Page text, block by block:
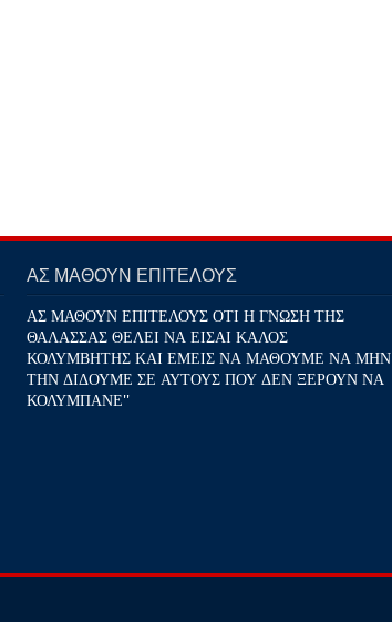
ΑΣ ΜΑΘΟΥΝ ΕΠΙΤΕΛΟΥΣ
ΑΣ ΜΑΘΟΥΝ ΕΠΙΤΕΛΟΥΣ ΟΤΙ Η ΓΝΩΣΗ ΤΗΣ
ΘΑΛΑΣΣΑΣ ΘΕΛΕΙ ΝΑ ΕΙΣΑΙ ΚΑΛΟΣ
ΚΟΛΥΜΒΗΤΗΣ ΚΑΙ ΕΜΕΙΣ ΝΑ ΜΑΘΟΥΜΕ ΝΑ ΜΗΝ
ΤΗΝ ΔΙΔΟΥΜΕ ΣΕ ΑΥΤΟΥΣ ΠΟΥ ΔΕΝ ΞΕΡΟΥΝ ΝΑ
ΚΟΛΥΜΠΑΝΕ''